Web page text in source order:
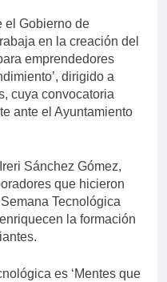
el Gobierno de
en la creación del
emprendedores
dirigido a
cuya convocatoria
ante el Ayuntamiento
Sánchez Gómez,
que hicieron
Tecnológica
la formación
es ‘Mentes que